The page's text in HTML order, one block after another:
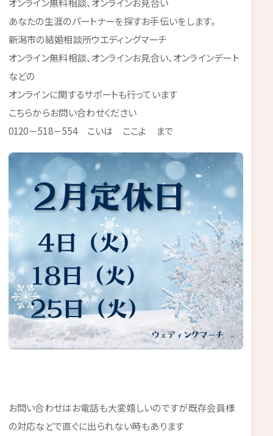
あなたの生涯のパートナーを探すお手伝いをします。
新潟市の結婚相談所ウエディングマーチ
オンライン無料相談、オンラインお見合い、オンラインデート
などの
オンラインに関するサポートも行っています
こちらからお問い合わせください
0120－518－554 こいは ここよ まで
お問い合わせはお電話も大変嬉しいのですが既存会員様
の対応などで直ぐに出られない時もあります